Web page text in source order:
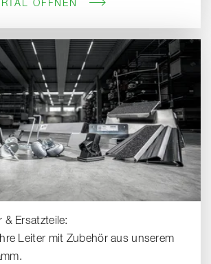
ÖFFNEN
& Ersatzteile:
Leiter mit Zubehör aus unserem